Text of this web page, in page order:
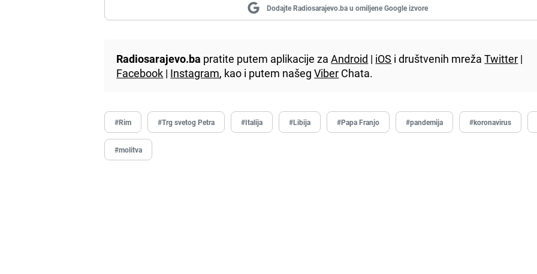
Dodajte Radiosarajevo.ba u omiljene Google izvore
Radiosarajevo.ba pratite putem aplikacije zaAndroid | iOS i društvenih mrežaTwitter |
Facebook | Instagram, kao i putem našegViber Chata.
#Rim #Trg svetog Petra #Italija #Libija #Papa Franjo #pandemija #koronavirus
#molitva